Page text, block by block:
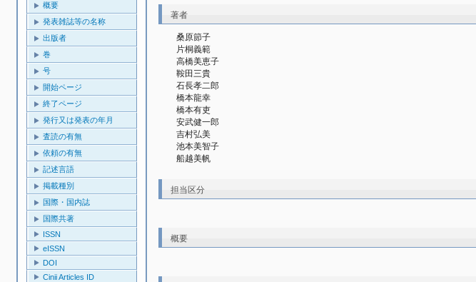
概要
発表雑誌等の名称
出版者
巻
号
開始ページ
終了ページ
発行又は発表の年月
査読の有無
依頼の有無
記述言語
掲載種別
国際・国内誌
国際共著
ISSN
eISSN
DOI
Cinii Articles ID
著者
桑原節子
片桐義範
高橋美恵子
鞍田三貴
石長孝二郎
橋本龍幸
橋本有吏
安武健一郎
吉村弘美
池本美智子
船越美帆
担当区分
概要